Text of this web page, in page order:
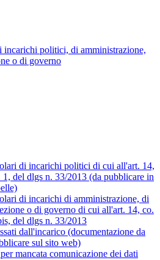
incarichi politici, di amministrazione,
o di governo
di incarichi politici di cui all'art. 14,
1, del dlgs n. 33/2013 (da pubblicare in
di incarichi di amministrazione, di
o di governo di cui all'art. 14, co.
del dlgs n. 33/2013
dall'incarico (documentazione da
sul sito web)
mancata comunicazione dei dati